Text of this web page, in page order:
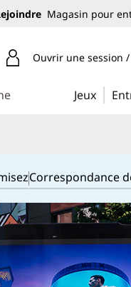
Magasin pour
Ouvrir une session
Jeux
Correspondance